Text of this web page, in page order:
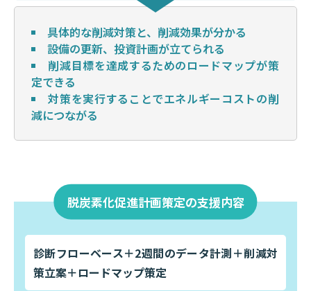
具体的な削減対策と、削減効果が分かる
設備の更新、投資計画が立てられる
削減目標を達成するためのロードマップが策
定できる
対策を実行することでエネルギーコストの削
減につながる
脱炭素化促進計画策定の支援内容
診断フローベース＋2週間のデータ計測＋削減対
策立案＋ロードマップ策定